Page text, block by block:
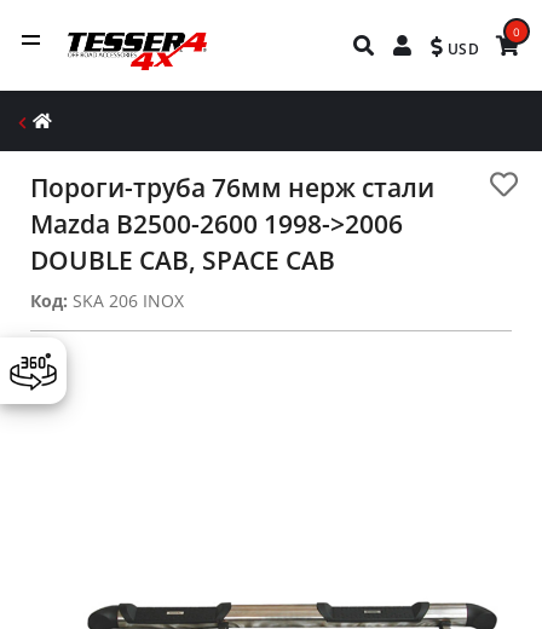
USD
0
Пороги-труба 76мм нерж стали
Mazda B2500-2600 1998->2006
DOUBLE CAB, SPACE CAB
Код: SKA 206 INOX